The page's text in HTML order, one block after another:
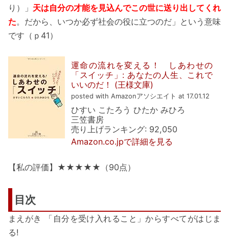
り）」 天は自分の才能を見込んでこの世に送り出してくれ
た。だから、いつか必ず社会の役に立つのだ」という意味
です（ｐ41）
運命の流れを変える！ しあわせの
「スイッチ」: あなたの人生、これで
いいのだ！ (王様文庫)
posted with Amazonアソシエイト at 17.01.12
ひすい こたろう ひたか みひろ
三笠書房
売り上げランキング: 92,050
Amazon.co.jpで詳細を見る
【私の評価】★★★★★（90点）
目次
まえがき 「自分を受け入れること」からすべてがはじま
る!